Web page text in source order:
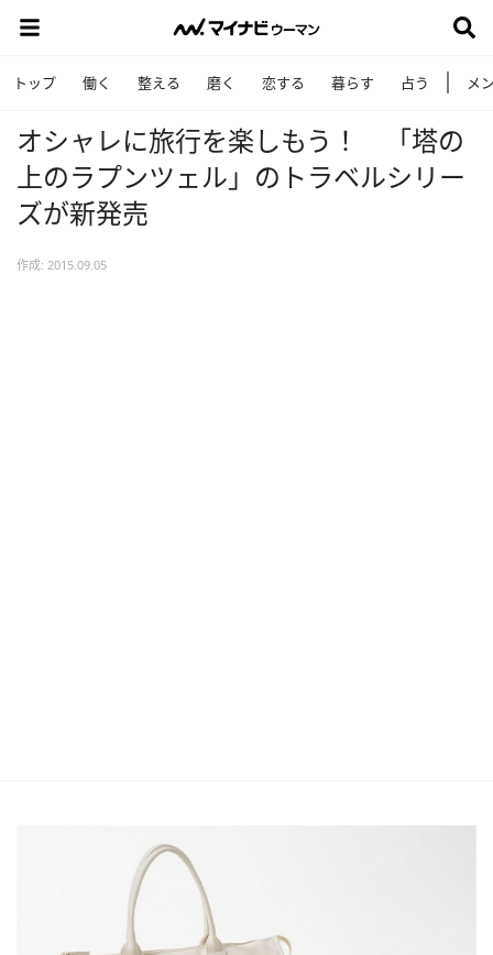
トップ 働く 整える 磨く 恋する 暮らす 占う メ
オシャレに旅行を楽しもう！ 「塔の
上のラプンツェル」のトラベルシリー
ズが新発売
作成: 2015.09.05